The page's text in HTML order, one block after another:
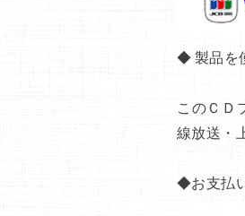
◆ 製品を
このＣＤ
線放送・
◆お支払